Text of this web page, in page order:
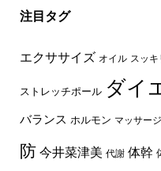
注目タグ
エクササイズ オイル スッキ
ストレッチポール ダイ
バランス ホルモン マッサージ
防 今井菜津美 代謝 体幹